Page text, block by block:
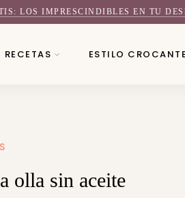
LOS IMPRESCINDIBLES EN TU
RECETAS ESTILO CROCANTE
olla sin aceite